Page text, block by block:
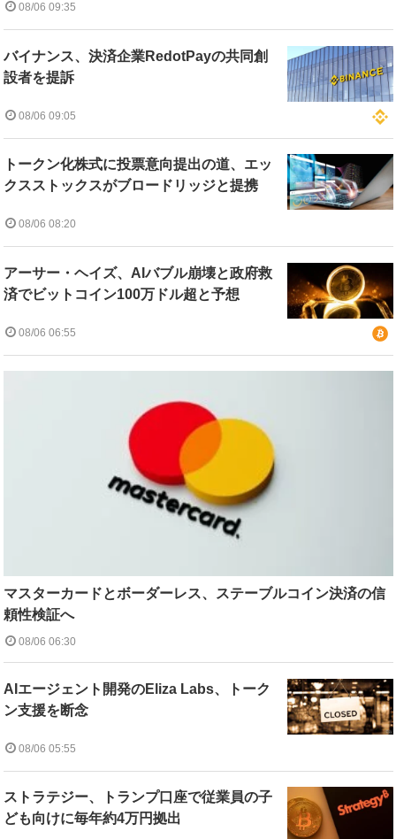
08/06 09:35
バイナンス、決済企業RedotPayの共同創
設者を提訴
08/06 09:05
トークン化株式に投票意向提出の道、エッ
クスストックスがブロードリッジと提携
08/06 08:20
アーサー・ヘイズ、AIバブル崩壊と政府救
済でビットコイン100万ドル超と予想
08/06 06:55
マスターカードとボーダーレス、ステーブルコイン決済の信
頼性検証へ
08/06 06:30
AIエージェント開発のEliza Labs、トーク
ン支援を断念
08/06 05:55
ストラテジー、トランプ口座で従業員の子
ども向けに毎年約4万円拠出